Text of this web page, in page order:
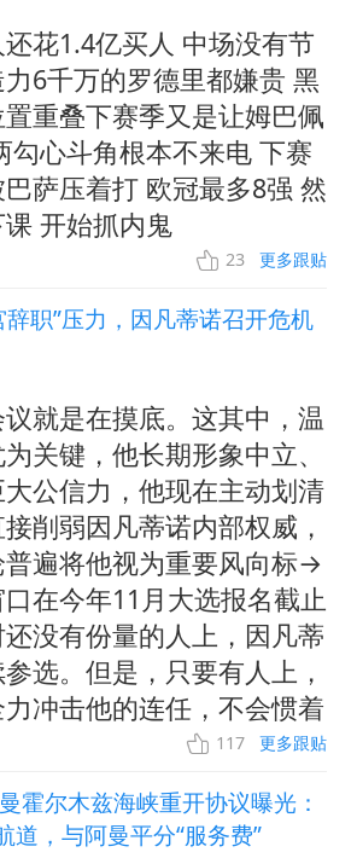
花1.4亿买人 中场没有节
6千万的罗德里都嫌贵 黑
重叠下赛季又是让姆巴佩
勾心斗角根本不来电 下赛
萨压着打 欧冠最多8强 然
开始抓内鬼
23 更多跟贴
辞职”压力，因凡蒂诺召开危机
就是在摸底。这其中，温
关键，他长期形象中立、
公信力，他现在主动划清
削弱因凡蒂诺内部权威，
遍将他视为重要风向标→
在今年11月大选报名截止
没有份量的人上，因凡蒂
选。但是，只要有人上，
冲击他的连任，不会惯着
117 更多跟贴
霍尔木兹海峡重开协议曝光：
道，与阿曼平分“服务费”